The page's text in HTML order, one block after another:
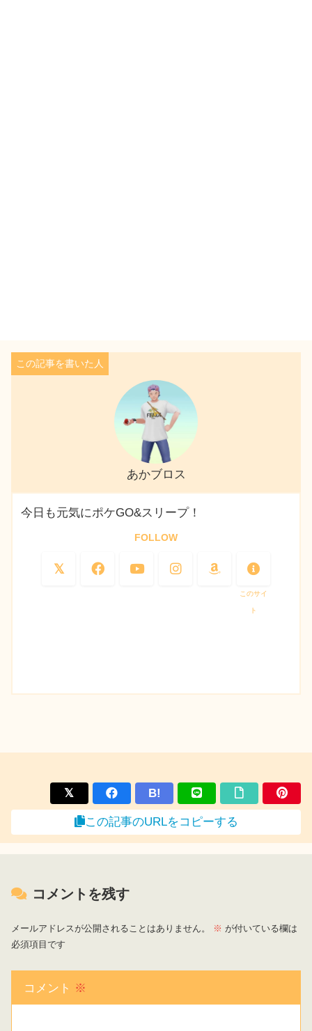
あかブロス
今日も元気にポケGO&スリープ！
FOLLOW
このサイ
ト
B!
この記事のURLをコピーする
コメントを残す
メールアドレスが公開されることはありません。 ※ が付いている欄は
必須項目です
コメント ※